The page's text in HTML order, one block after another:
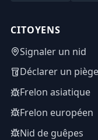
CITOYENS
Signaler un nid
Déclarer un piège
Frelon asiatique
Frelon européen
Nid de guêpes